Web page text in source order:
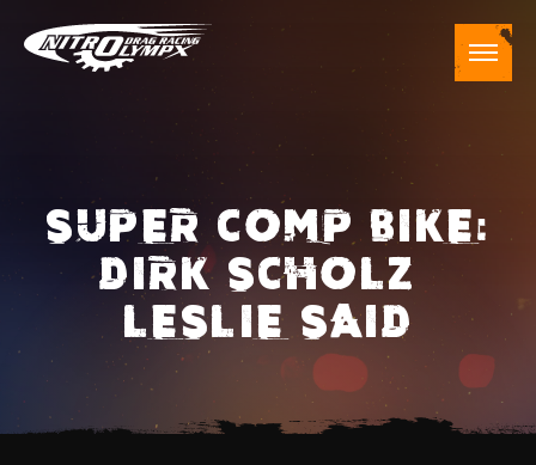
SUPER COMP BIKE:
DIRK SCHOLZ –
LESLIE SAID